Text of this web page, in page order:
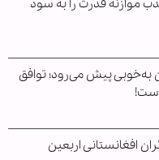
موازنه قدرت را به سود
به‌خوبی پیش می‌رود؛ توافق
افغانستانی اربعین